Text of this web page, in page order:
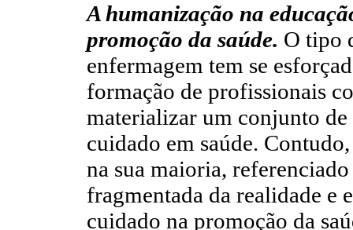
A humanização na
promoção da saúde. O tipo
enfermagem tem se
formação de profissionais
materializar um conjunto
cuidado em saúde.
na sua maioria,
fragmentada da realidade e
cuidado na promoção da